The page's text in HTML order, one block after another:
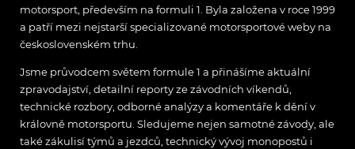
motorsport, především na formuli 1. Byla založena v roce 1999
a patří mezi nejstarší specializované motorsportové weby na
československém trhu.
Jsme průvodcem světem formule 1 a přinášíme aktuální
zpravodajství, detailní reporty ze závodních víkendů,
technické rozbory, odborné analýzy a komentáře k dění v
královně motorsportu. Sledujeme nejen samotné závody, ale
také zákulisí týmů a jezdců, technický vývoj monopostů i